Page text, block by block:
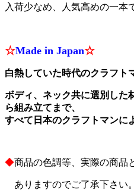
入荷少なめ、人気高めの一本
☆Made in Japan☆
白熱していた時代のクラフト
ボディ、ネック共に選別した
ら組み立てまで、
すべて日本のクラフトマンに
◆商品の色調等、実際の商品
ありますのでご了承下さい。